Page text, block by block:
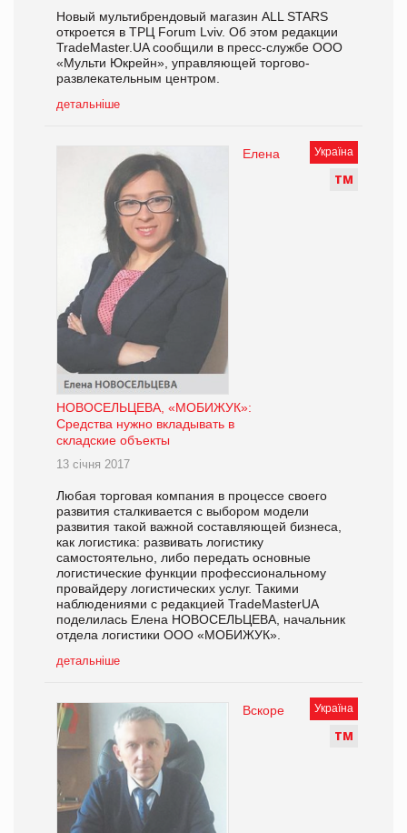
Новый мультибрендовый магазин ALL STARS
откроется в ТРЦ Forum Lviv. Об этом редакции
TradeMaster.UA сообщили в пресс-службе ООО
«Мульти Юкрейн», управляющей торгово-
развлекательным центром.
детальніше
Україна
ТМ
Елена
НОВОСЕЛЬЦЕВА, «МОБИЖУК»:
Средства нужно вкладывать в
складские объекты
13 січня 2017
Любая торговая компания в процессе своего
развития сталкивается с выбором модели
развития такой важной составляющей бизнеса,
как логистика: развивать логистику
самостоятельно, либо передать основные
логистические функции профессиональному
провайдеру логистических услуг. Такими
наблюдениями с редакцией TradeMasterUA
поделилась Елена НОВОСЕЛЬЦЕВА, начальник
отдела логистики ООО «МОБИЖУК».
детальніше
Україна
ТМ
Вскоре